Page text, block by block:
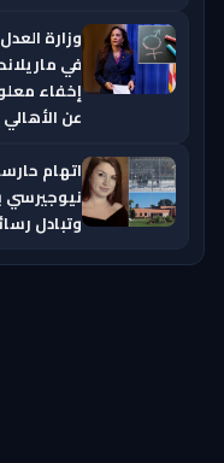
وزارة
إخفاء
عن الأهالي
اتهام
نيوجيرسي
وتبادل